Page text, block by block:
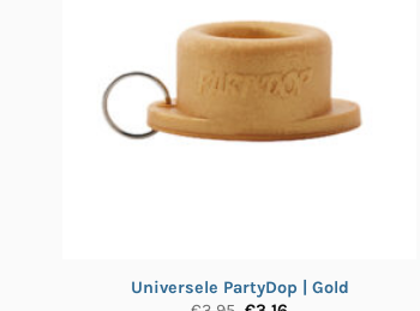
Universele PartyDop | Gold